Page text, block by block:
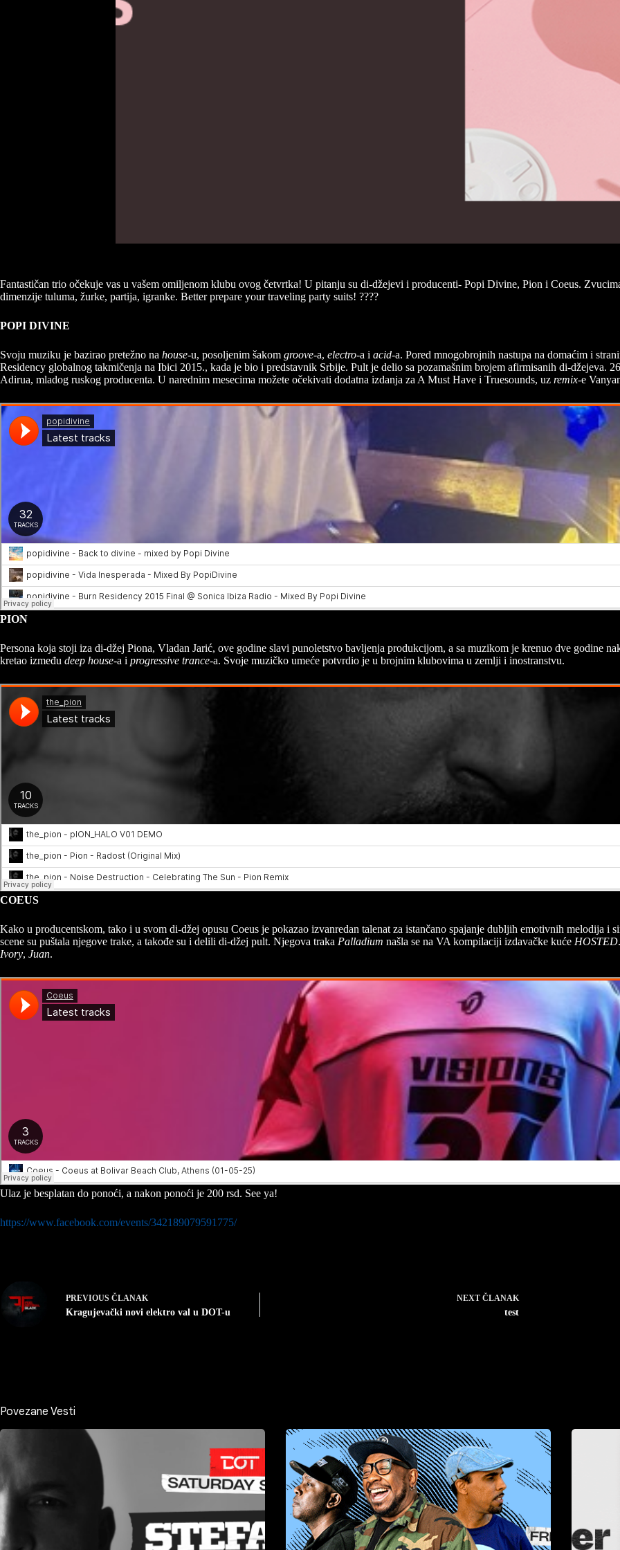
Fantastičan trio očekuje vas u vašem omiljenom klubu ovog četvrtka! U pitanju su di-džejevi i producenti- Popi Divine, Pion i Coeus.
dimenzije tuluma, žurke, partija, igranke. Better prepare your traveling party suits! ????
POPI DIVINE
Svoju muziku je bazirao pretežno na house-u, posoljenim šakom groove-a, electro-a i acid-a. Pored mnogobrojnih nastupa na domaćim i
Residency globalnog takmičenja na Ibici 2015., kada je bio i predstavnik Srbije. Pult je delio sa pozamašnim brojem afirmisanih di-džejeva.
Adirua, mladog ruskog producenta. U narednim mesecima možete očekivati dodatna izdanja za A Must Have i Truesounds, uz remix-e
PION
Persona koja stoji iza di-džej Piona, Vladan Jarić, ove godine slavi punoletstvo bavljenja produkcijom, a sa muzikom je krenuo dve godine
kretao između deep house-a i progressive trance-a. Svoje muzičko umeće potvrdio je u brojnim klubovima u zemlji i inostranstvu.
COEUS
Kako u producentskom, tako i u svom di-džej opusu Coeus je pokazao izvanredan talenat za istančano spajanje dubljih emotivnih melodija i
scene su puštala njegove trake, a takođe su i delili di-džej pult. Njegova traka Palladium našla se na VA kompilaciji izdavačke kuće HOSTED
Ivory, Juan.
Ulaz je besplatan do ponoći, a nakon ponoći je 200 rsd. See ya!
https://www.facebook.com/events/342189079591775/
PREVIOUS ČLANAK
Kragujevački novi elektro val u DOT-u
NEXT ČLANAK
test
Povezane Vesti